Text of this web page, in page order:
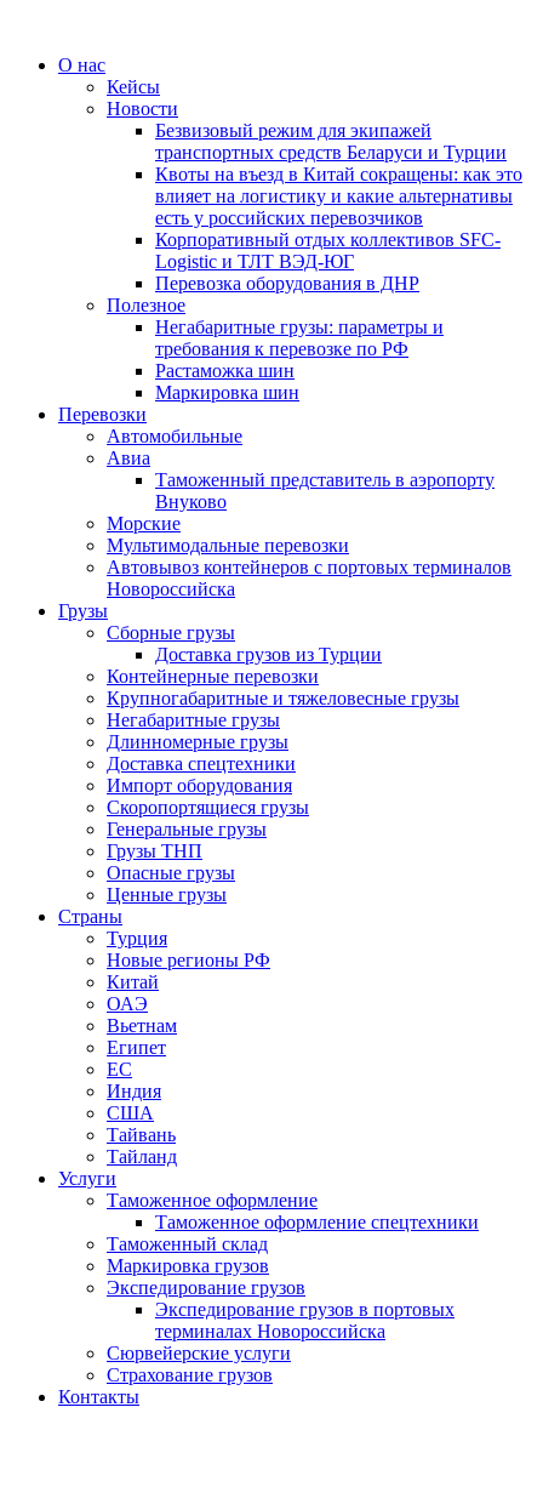
О нас
Кейсы
Новости
Безвизовый режим для экипажей
транспортных средств Беларуси и Турции
Квоты на въезд в Китай сокращены: как это
влияет на логистику и какие альтернативы
есть у российских перевозчиков
Корпоративный отдых коллективов SFC-
Logistic и ТЛТ ВЭД-ЮГ
Перевозка оборудования в ДНР
Полезное
Негабаритные грузы: параметры и
требования к перевозке по РФ
Растаможка шин
Маркировка шин
Перевозки
Автомобильные
Авиа
Таможенный представитель в аэропорту
Внуково
Морские
Мультимодальные перевозки
Автовывоз контейнеров с портовых терминалов
Новороссийска
Грузы
Сборные грузы
Доставка грузов из Турции
Контейнерные перевозки
Крупногабаритные и тяжеловесные грузы
Негабаритные грузы
Длинномерные грузы
Доставка спецтехники
Импорт оборудования
Скоропортящиеся грузы
Генеральные грузы
Грузы ТНП
Опасные грузы
Ценные грузы
Страны
Турция
Новые регионы РФ
Китай
ОАЭ
Вьетнам
Египет
ЕС
Индия
США
Тайвань
Тайланд
Услуги
Таможенное оформление
Таможенное оформление спецтехники
Таможенный склад
Маркировка грузов
Экспедирование грузов
Экспедирование грузов в портовых
терминалах Новороссийска
Сюрвейерские услуги
Страхование грузов
Контакты